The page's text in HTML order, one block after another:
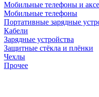
Мобильные телефоны и
Мобильные телефоны
Портативные зарядные
Кабели
Зарядные устройства
Защитные стёкла и плёнки
Чехлы
Прочее